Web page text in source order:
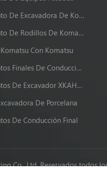
Rodamiento De Excavadora De Komatsu
Rodamiento De Rodillos De Komatsu
Con Komatsu
Rodamientos Finales De Conducción XKAH-00340
Rodamientos De Excavador XKAH-00340
De Porcelana
De Conducción Final
Co., Ltd. Reservados todos